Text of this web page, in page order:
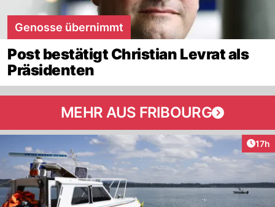
Genosse übernimmt
Post bestätigt Christian Levrat als
Präsidenten
MEHR AUS FRIBOURG
17h